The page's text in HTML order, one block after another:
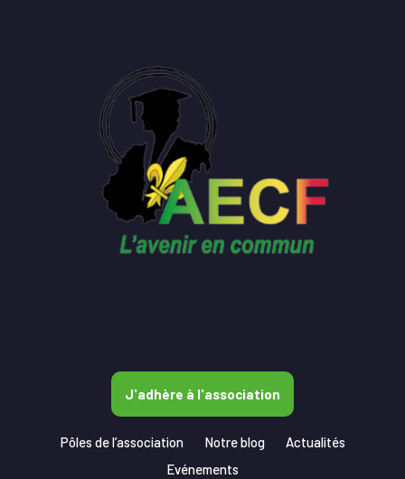
J'adhère à l'association
Pôles de l’association Notre blog
Actualités
Evénements